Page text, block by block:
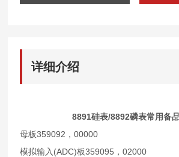
详细介绍
8891硅表/8892磷表常用备
母板359092 ，00000
模拟输入 (ADC)板359095 ，02000